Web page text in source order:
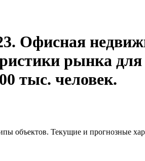
Офисная
рынка для
тыс. человек.
Текущие и прогнозные